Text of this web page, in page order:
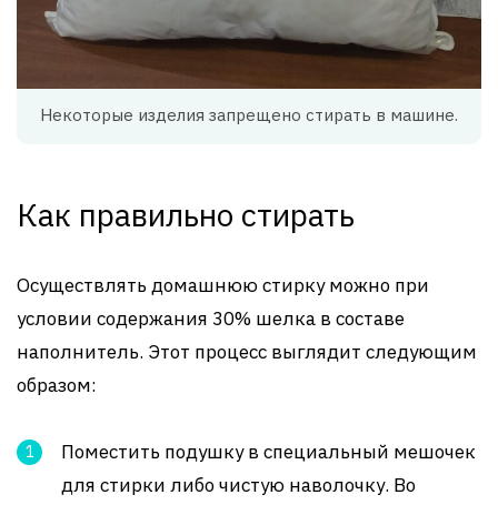
Некоторые изделия запрещено стирать в машине.
Как правильно стирать
Осуществлять домашнюю стирку можно при
условии содержания 30% шелка в составе
наполнитель. Этот процесс выглядит следующим
образом:
Поместить подушку в специальный мешочек
для стирки либо чистую наволочку. Во